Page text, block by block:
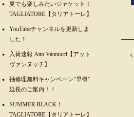
夏でも楽しみたいジャケット！
TAGLIATORE【タリアトーレ】
YouTubeチャンネルを更新しま
した！
入荷速報 Atto Vannucci【アット
ヴァンヌッチ】
袖修理無料キャンペーン”早得”
延長のご案内！！
SUMMER BLACK！
TAGLIATORE【タリアトーレ】